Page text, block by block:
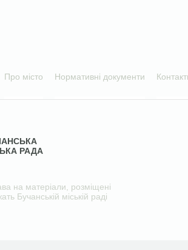
Про місто Нормативні документи
РАДА
на матеріали, розміщені
Бучанській міській раді